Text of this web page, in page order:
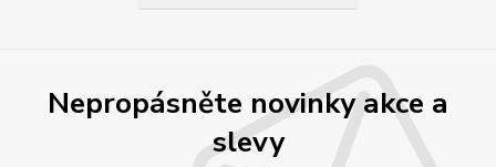
Nepropásněte novinky akce a
slevy